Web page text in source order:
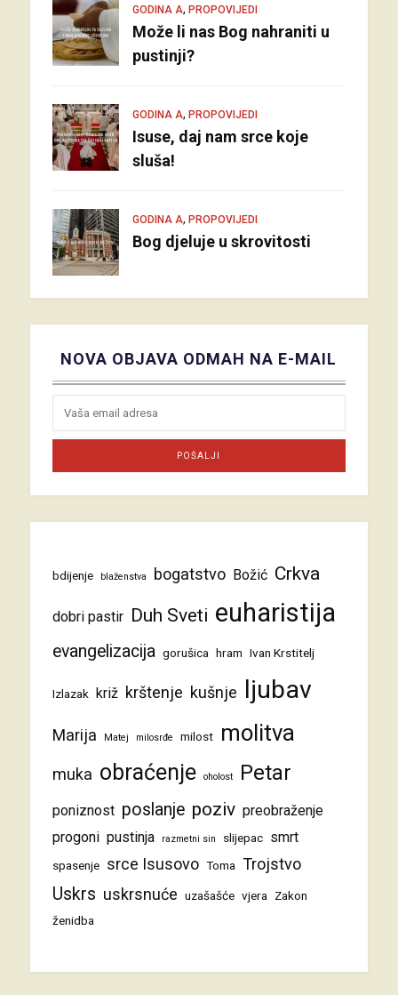
GODINA A, PROPOVIJEDI
Može li nas Bog nahraniti u
pustinji?
GODINA A, PROPOVIJEDI
Isuse, daj nam srce koje
sluša!
GODINA A, PROPOVIJEDI
Bog djeluje u skrovitosti
NOVA OBJAVA ODMAH NA E-MAIL
bdijenje blaženstva bogatstvo Božić Crkva
dobri pastir Duh Sveti euharistija
evangelizacija gorušica hram Ivan Krstitelj
Izlazak križ krštenje kušnje ljubav
Marija Matej milosrđe milost molitva
muka obraćenje oholost Petar
poniznost poslanje poziv preobraženje
progoni pustinja razmetni sin slijepac smrt
spasenje srce Isusovo Toma Trojstvo
Uskrs uskrsnuće uzašašće vjera
Zakon
ženidba